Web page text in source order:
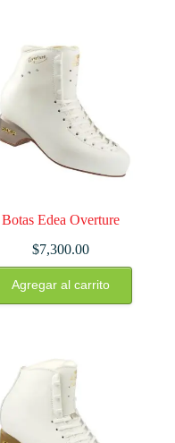
opciones
se
pueden
elegir
en
página
de
Botas Edea Overture
$7,300.00
Agregar al carrito
Este
producto
tiene
opciones
se
pueden
elegir
en